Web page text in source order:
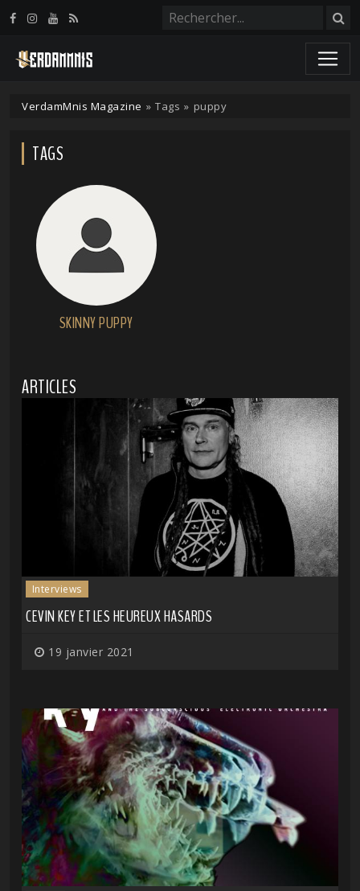
VerdamMnis Magazine » Tags » puppy
TAGS
SKINNY PUPPY
ARTICLES
Interviews
CEVIN KEY ET LES HEUREUX HASARDS
19 janvier 2021
Panneau de gestion des cookies